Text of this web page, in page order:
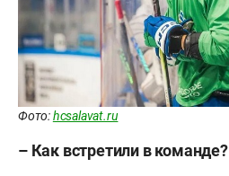
Фото:hcsalavat.ru
– Как встретили в команде?